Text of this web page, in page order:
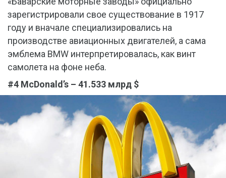
зарегистрировали свое существование в 1917
году и вначале специализировались на
производстве авиационных двигателей, а сама
эмблема BMW интерпретировалась, как винт
самолета на фоне неба.
#4 McDonald’s – 41.533 млрд $